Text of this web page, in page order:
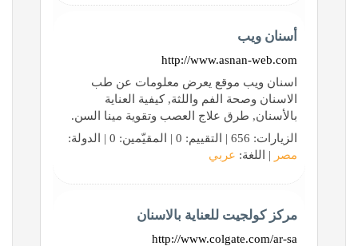
أسنان ويب
http://www.asnan-web.com
اسنان ويب موقع يعرض معلومات عن طب
الاسنان وصحة الفم واللثة, كيفية العناية
بالأسنان, طرق علاج العصب وتقوية مينا السن.
الزيارات: 656 | التقييم: 0 | المقيّمين: 0 | الدولة:
مصر | اللغة: عربي
مركز كولجيت للعناية بالاسنان
http://www.colgate.com/ar-sa